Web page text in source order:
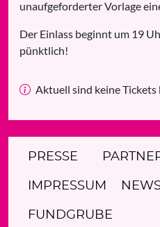
unaufgeforderter Vorlage
Der Einlass beginnt um 19
pünktlich!
Aktuell sind keine Tickets
PRESSE
IMPRESSUM
FUNDGRUBE